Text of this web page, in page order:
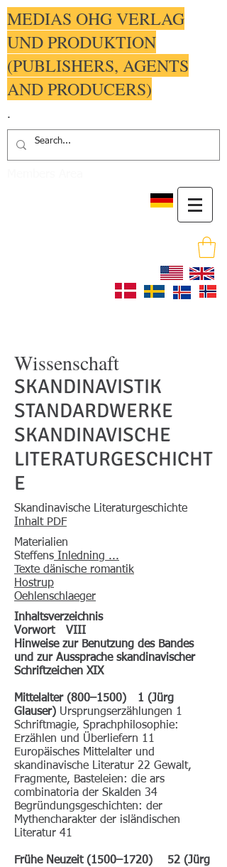
MEDIAS OHG VERLAG
UND PRODUKTION
(PUBLISHERS, AGENTS
AND PRODUCERS)
.
Wissenschaft
SKANDINAVISTIK
STANDARDWERKE
SKANDINAVISCHE
LITERATURGESCHICHT
E
Skandinavische Literaturgeschichte
Inhalt PDF
Materialien
Steffens Inledning ...
Texte dänische romantik
Hostrup
Oehlenschlaeger
Inhaltsverzeichnis
Vorwort VIII
Hinweise zur Benutzung des Bandes
und zur Aussprache skandinavischer
Schriftzeichen XIX
Mittelalter (800–1500) 1 (Jürg
Glauser) Ursprungserzählungen 1
Schriftmagie, Sprachphilosophie:
Erzählen und Überliefern 11
Europäisches Mittelalter und
skandinavische Literatur 22 Gewalt,
Fragmente, Basteleien: die ars
combinatoria der Skalden 34
Begründungsgeschichten: der
Mythencharakter der isländischen
Literatur 41
Frühe Neuzeit (1500–1720) 52 (Jürg